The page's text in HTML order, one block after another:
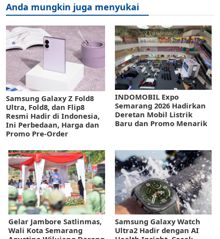
Anda mungkin juga menyukai
Samsung Galaxy Z Fold8
Ultra, Fold8, dan Flip8
Resmi Hadir di Indonesia,
Ini Perbedaan, Harga dan
Promo Pre-Order
INDOMOBIL Expo
Semarang 2026 Hadirkan
Deretan Mobil Listrik
Baru dan Promo Menarik
Gelar Jambore Satlinmas,
Wali Kota Semarang
Samsung Galaxy Watch
Ultra2 Hadir dengan AI